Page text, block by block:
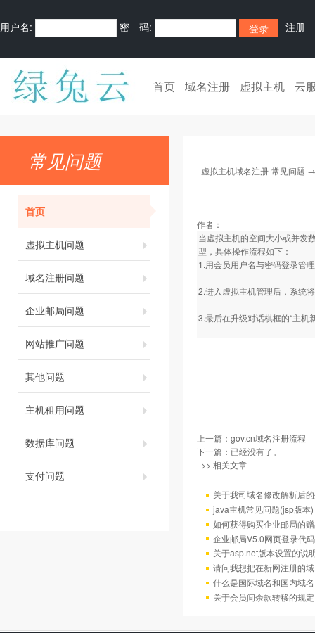
用户名: 密 码: 注册
首页 域名注册 虚拟主机 云
常见问题
首页
虚拟主机问题
域名注册问题
企业邮局问题
网站推广问题
其他问题
主机租用问题
数据库问题
支付问题
虚拟主机域名注册-常见问题
作者：
当虚拟主机的空间大小或并发
型，具体操作流程如下：
1.用会员用户名与密码登录管
2.进入虚拟主机管理后，系统
3.最后在升级对话棋框的“主机
上一篇： gov.cn域名注册流程
下一篇：已经没有了。
>> 相关文章
关于我司域名修改解析后
java主机常见问题(jsp版本)
如何获得购买企业邮局的
企业邮局V5.0网页登录代码
关于asp.net版本设置的说
请问我想把在新网注册的
什么是国际域名和国内域
关于会员间余款转移的规定